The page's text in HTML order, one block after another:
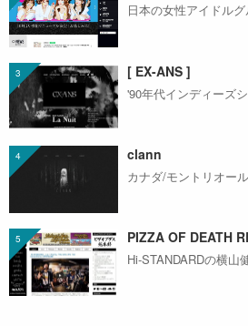
日本の女性アイドル
[ EX-ANS ]
'90年代インディーズ
clann
カナダ/モントリオー
PIZZA OF DEATH
Hi-STANDARDの横山